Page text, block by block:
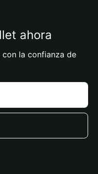
ahora
la confianza de